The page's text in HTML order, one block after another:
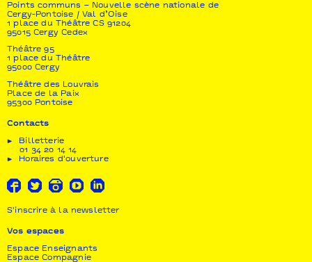
nationale de Cergy-Pontoise / Val-d’Oise
Soutien
titre de l’aide au projet, Ministères de la culture et
de l’éducation nationale (Création en cours 2016-
2017), Région Île-de-France (Programme EAC), Ville
d’Herblay (service culture et jeunesse), Jeune
Théâtre National, David Bouchard et
Remerciements
Les compagnons d’Erich, Véronique Brandli, Duncan
Pawlak
Points communs – Nouvelle scène nationale de
Cergy-Pontoise / Val d’Oise
1 place du Théâtre CS 91204
95015 Cergy Cedex
Théâtre 95
1 place du Théâtre
95000 Cergy
Théâtre des Louvrais
Place de la Paix
95300 Pontoise
Contacts
Billetterie
01 34 20 14 14
Horaires d'ouverture
S'inscrire à la newsletter
Vos espaces
Espace Enseignants
Espace Compagnie